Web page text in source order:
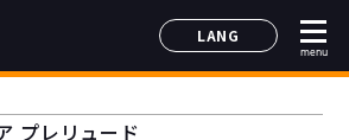
LANG
日本語
menu